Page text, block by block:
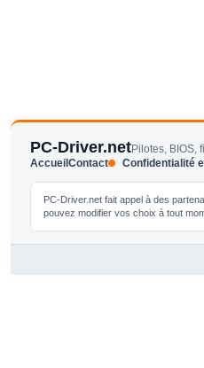
PC-Driver.netPilotes, BIOS,
AccueilContact Confidentialité
PC-Driver.net fait appel à des
pouvez modifier vos choix à tout